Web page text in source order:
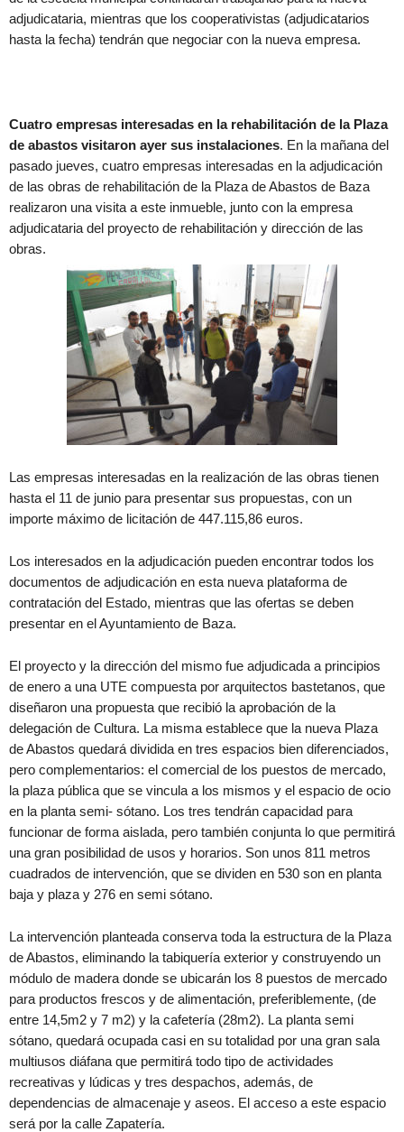
adjudicataria, mientras que los cooperativistas (adjudicatarios
hasta la fecha) tendrán que negociar con la nueva empresa.
Cuatro empresas interesadas en la rehabilitación de la Plaza
de abastos visitaron ayer sus instalaciones. En la mañana del
pasado jueves, cuatro empresas interesadas en la adjudicación
de las obras de rehabilitación de la Plaza de Abastos de Baza
realizaron una visita a este inmueble, junto con la empresa
adjudicataria del proyecto de rehabilitación y dirección de las
obras.
Las empresas interesadas en la realización de las obras tienen
hasta el 11 de junio para presentar sus propuestas, con un
importe máximo de licitación de 447.115,86 euros.
Los interesados en la adjudicación pueden encontrar todos los
documentos de adjudicación en esta nueva plataforma de
contratación del Estado, mientras que las ofertas se deben
presentar en el Ayuntamiento de Baza.
El proyecto y la dirección del mismo fue adjudicada a principios
de enero a una UTE compuesta por arquitectos bastetanos, que
diseñaron una propuesta que recibió la aprobación de la
delegación de Cultura. La misma establece que la nueva Plaza
de Abastos quedará dividida en tres espacios bien diferenciados,
pero complementarios: el comercial de los puestos de mercado,
la plaza pública que se vincula a los mismos y el espacio de ocio
en la planta semi- sótano. Los tres tendrán capacidad para
funcionar de forma aislada, pero también conjunta lo que permitirá
una gran posibilidad de usos y horarios. Son unos 811 metros
cuadrados de intervención, que se dividen en 530 son en planta
baja y plaza y 276 en semi sótano.
La intervención planteada conserva toda la estructura de la Plaza
de Abastos, eliminando la tabiquería exterior y construyendo un
módulo de madera donde se ubicarán los 8 puestos de mercado
para productos frescos y de alimentación, preferiblemente, (de
entre 14,5m2 y 7 m2) y la cafetería (28m2). La planta semi
sótano, quedará ocupada casi en su totalidad por una gran sala
multiusos diáfana que permitirá todo tipo de actividades
recreativas y lúdicas y tres despachos, además, de
dependencias de almacenaje y aseos. El acceso a este espacio
será por la calle Zapatería.